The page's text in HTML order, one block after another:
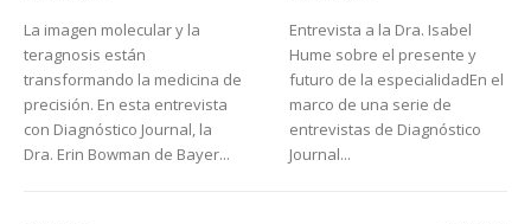
La imagen molecular y la
teragnosis están
transformando la medicina de
precisión. En esta entrevista
con Diagnóstico Journal, la
Dra. Erin Bowman de Bayer...
Entrevista a la Dra. Isabel
Hume sobre el presente y
futuro de la especialidadEn el
marco de una serie de
entrevistas de Diagnóstico
Journal...